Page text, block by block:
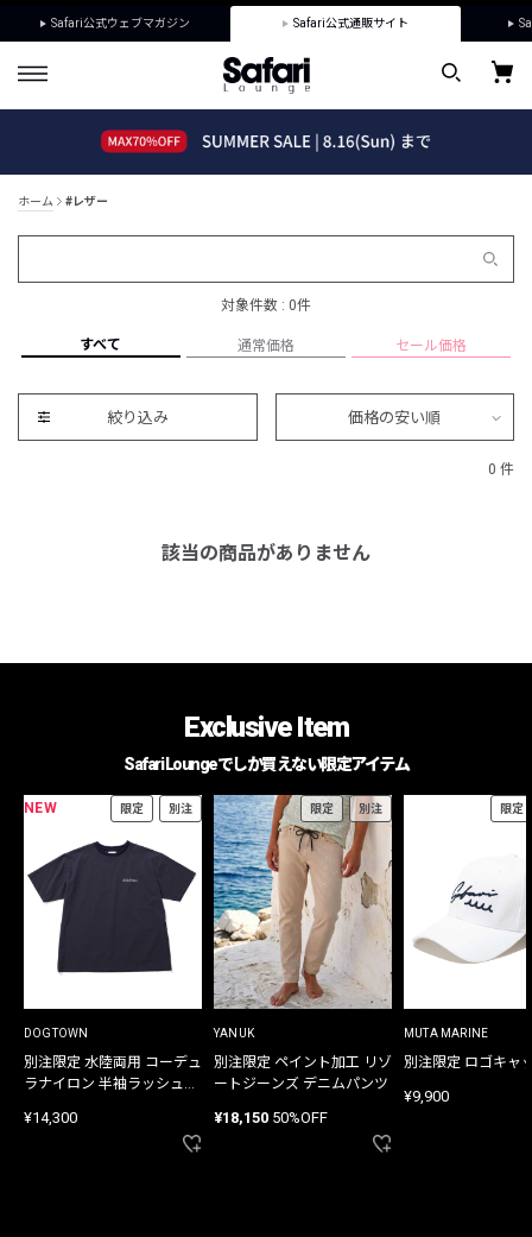
Safari公式ウェブマガジン Safari公式通販サイト
ホーム #レザー
対象件数 : 0件
すべて 通常価格 セール価格
絞り込み 価格の安い順
0 件
該当の商品がありません
Exclusive Item
Safari Loungeでしか買えない限定アイテム
NEW 限定 別注
DOGTOWN
別注限定 水陸両用 コーデュ
ラナイロン 半袖ラッシュガ
¥14,300
限定 別注
YANUK
別注限定 ペイント加工 リゾ
ートジーンズ デニムパンツ
¥18,150 50%OFF
限定
MUTA MARINE
別注限定 ロゴキャ
¥9,900